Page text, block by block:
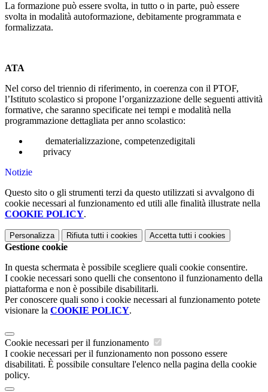
La formazione può essere svolta, in tutto o in parte, può essere
svolta in modalità autoformazione, debitamente programmata e
formalizzata.
ATA
Nel corso del triennio di riferimento, in coerenza con il PTOF,
l’Istituto scolastico si propone l’organizzazione delle seguenti attività
formative, che saranno specificate nei tempi e modalità nella
programmazione dettagliata per anno scolastico:
dematerializzazione, competenzedigitali
privacy
Notizie
Questo sito o gli strumenti terzi da questo utilizzati si avvalgono di
cookie necessari al funzionamento ed utili alle finalità illustrate nella
COOKIE POLICY.
Personalizza Rifiuta tutti i cookies Accetta tutti i cookies
Gestione cookie
In questa schermata è possibile scegliere quali cookie consentire.
I cookie necessari sono quelli che consentono il funzionamento della
piattaforma e non è possibile disabilitarli.
Per conoscere quali sono i cookie necessari al funzionamento potete
visionare la COOKIE POLICY.
Cookie necessari per il funzionamento
I cookie necessari per il funzionamento non possono essere
disabilitati. È possibile consultare l'elenco nella pagina della cookie
policy.